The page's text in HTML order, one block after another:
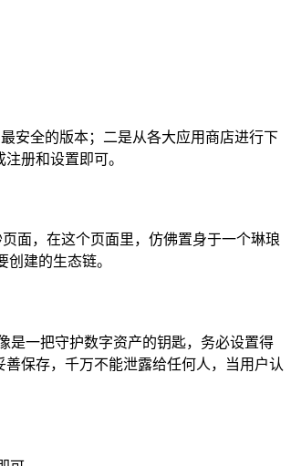
安全的版本；二是从各大应用商店进行下
册和设置即可。
面，在这个页面里，仿佛置身于一个琳琅
建的生态链。
是一把守护数字资产的钥匙，务必设置得
保存，千万不能泄露给任何人，当用户认